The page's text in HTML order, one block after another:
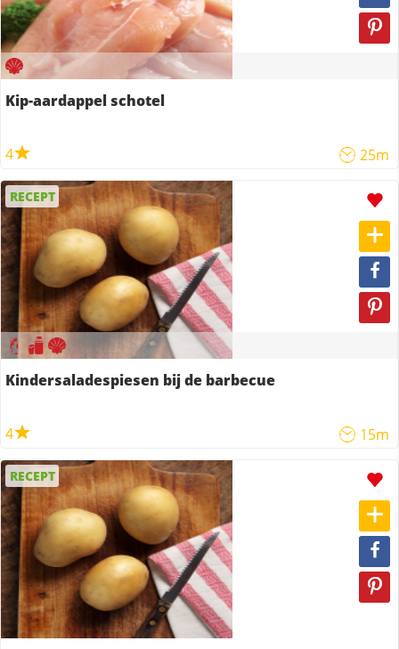
Kip-aardappel schotel
4 25m
RECEPT
Kindersaladespiesen bij de barbecue
4 15m
RECEPT